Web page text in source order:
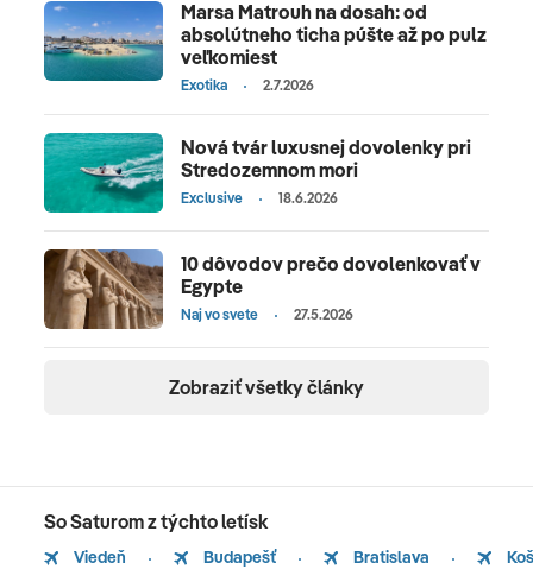
Marsa Matrouh na dosah: od
absolútneho ticha púšte až po pulz
veľkomiest
Exotika 2.7.2026
Nová tvár luxusnej dovolenky pri
Stredozemnom mori
Exclusive 18.6.2026
10 dôvodov prečo dovolenkovať v
Egypte
Naj vo svete 27.5.2026
Zobraziť všetky články
So Saturom z týchto letísk
Viedeň Budapešť Bratislava